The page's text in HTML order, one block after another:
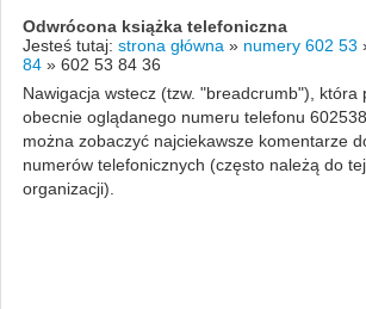
Odwrócona książka telefoniczna
Jesteś tutaj: strona główna » numery 602 53
84 » 602 53 84 36
Nawigacja wstecz (tzw. "breadcrumb"), która
obecnie oglądanego numeru telefonu
można zobaczyć najciekawsze komentarze
numerów telefonicznych (często należą do
organizacji).